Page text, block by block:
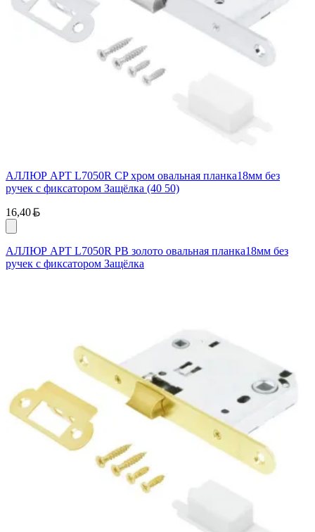
АЛЛЮР АРТ L7050R CP хром овальная планка18мм без
ручек с фиксатором Защёлка (40 50)
16,40
АЛЛЮР АРТ L7050R PB золото овальная планка18мм без
ручек с фиксатором Защёлка